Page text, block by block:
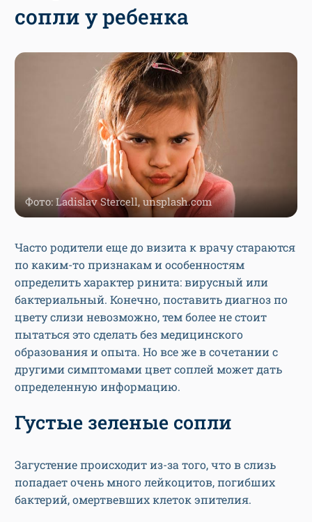
сопли у ребенка
Фото: Ladislav Stercell, unsplash.com
Часто родители еще до визита к врачу стараются
по каким-то признакам и особенностям
определить характер ринита: вирусный или
бактериальный. Конечно, поставить диагноз по
цвету слизи невозможно, тем более не стоит
пытаться это сделать без медицинского
образования и опыта. Но все же в сочетании с
другими симптомами цвет соплей может дать
определенную информацию.
Густые зеленые сопли
Загустение происходит из-за того, что в слизь
попадает очень много лейкоцитов, погибших
бактерий, омертвевших клеток эпителия.